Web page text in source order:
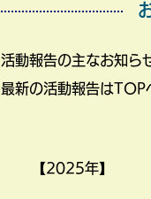
活動報告の主なお知ら
最新の活動報告はTOP
【2025年】